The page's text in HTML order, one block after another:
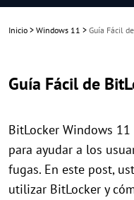
Inicio > Windows 11 > Guía Fácil
Guía Fácil de
BitLocker Windows
para ayudar a los
fugas. En este post,
utilizar BitLocker y